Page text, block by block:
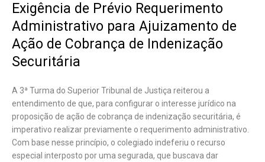
Exigência de Prévio Requerimento
Administrativo para Ajuizamento de
Ação de Cobrança de Indenização
Securitária
A 3ª Turma do Superior Tribunal de Justiça reiterou a
entendimento de que, para configurar o interesse jurídico na
proposição de ação de cobrança de indenização securitária, é
imperativo realizar previamente o requerimento administrativo.
Com base nesse princípio, o colegiado indeferiu o recurso
especial interposto por uma segurada, que buscava dar